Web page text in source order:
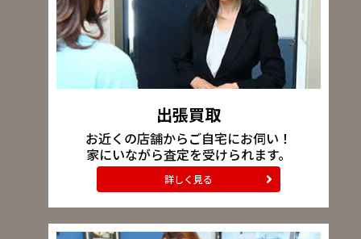
出張買取
お近くの店舗からご自宅にお伺い！
家にいながら査定を受けられます。
詳しく見る